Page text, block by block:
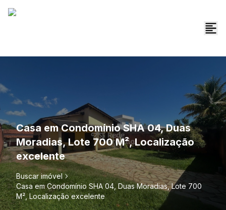
Casa em Condomínio SHA 04, Duas
Moradias, Lote 700 M², Localização
excelente
Buscar imóvel
Casa em Condomínio SHA 04, Duas Moradias, Lote 700
M², Localização excelente